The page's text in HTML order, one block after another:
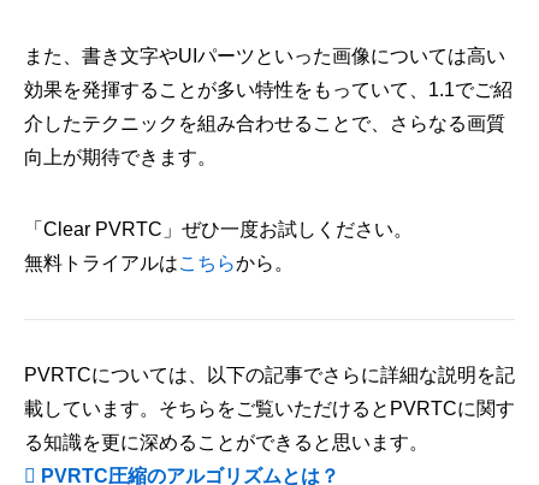
また、書き文字やUIパーツといった画像については高い
効果を発揮することが多い特性をもっていて、1.1でご紹
介したテクニックを組み合わせることで、さらなる画質
向上が期待できます。
「Clear PVRTC」ぜひ一度お試しください。
無料トライアルはこちらから。
PVRTCについては、以下の記事でさらに詳細な説明を記
載しています。そちらをご覧いただけるとPVRTCに関す
る知識を更に深めることができると思います。
PVRTC圧縮のアルゴリズムとは？